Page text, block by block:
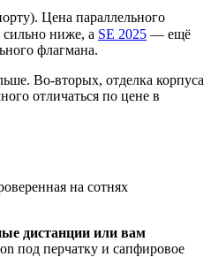
Цена параллельного
сильно ниже, а SE 2025 — ещё
флагмана.
Во-вторых, отделка корпуса
отличаться по цене в
на сотнях
дистанции или вам
под перчатку и сапфировое